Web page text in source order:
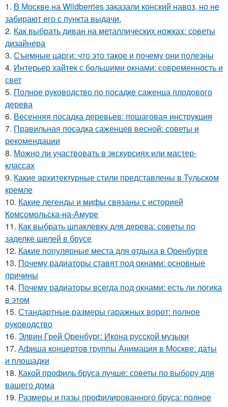
1. В Москве на Wildberries заказали конский навоз, но не
забирают его с пункта выдачи.
2. Как выбрать диван на металлических ножках: советы
дизайнера
3. Съемные царги: что это такое и почему они полезны
4. Интерьер хайтек с большими окнами: современность и
свет
5. Полное руководство по посадке саженца плодового
дерева
6. Весенняя посадка деревьев: пошаговая инструкция
7. Правильная посадка саженцев весной: советы и
рекомендации
8. Можно ли участвовать в экскурсиях или мастер-
классах
9. Какие архитектурные стили представлены в Тульском
кремле
10. Какие легенды и мифы связаны с историей
Комсомольска-на-Амуре
11. Как выбрать шпаклевку для дерева: советы по
заделке щелей в брусе
12. Какие популярные места для отдыха в Оренбурге
13. Почему радиаторы ставят под окнами: основные
причины
14. Почему радиаторы всегда под окнами: есть ли логика
в этом
15. Стандартные размеры гаражных ворот: полное
руководство
16. Элвин Грей Оренбург: Икона русской музыки
17. Афиша концертов группы Анимация в Москве: даты
и площадки
18. Какой профиль бруса лучше: советы по выбору для
вашего дома
19. Размеры и пазы профилированного бруса: полное